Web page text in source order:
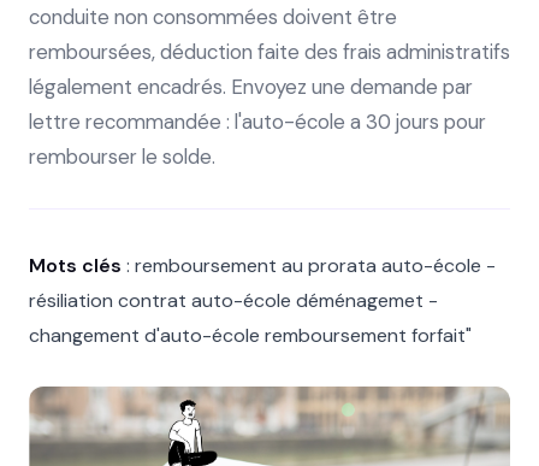
conduite non consommées doivent être
remboursées, déduction faite des frais administratifs
légalement encadrés. Envoyez une demande par
lettre recommandée : l'auto-école a 30 jours pour
rembourser le solde.
Mots clés : remboursement au prorata auto-école -
résiliation contrat auto-école déménagemet -
changement d'auto-école remboursement forfait"